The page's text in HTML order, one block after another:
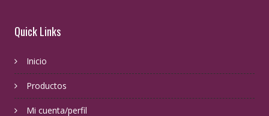
Quick Links
Inicio
Productos
Mi cuenta/perfil